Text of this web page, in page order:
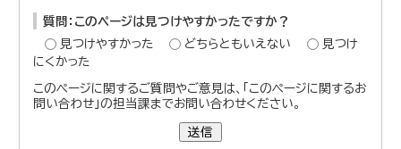
質問：このページは見つけやすかったですか？
見つけやすかった
どちらともいえない
見つけ
にくかった
このページに関するご質問やご意見は、「このページに関するお
問い合わせ」の担当課までお問い合わせください。
送信